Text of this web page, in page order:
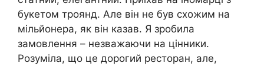
букетом троянд. Але він не був схожим на
мільйонера, як він казав. Я зробила
замовлення – незважаючи на цінники.
Розуміла, що це дорогий ресторан, але,